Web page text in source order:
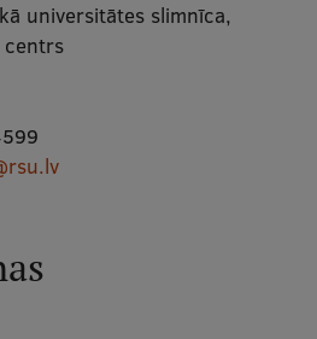
universitātes slimnīca,
centrs